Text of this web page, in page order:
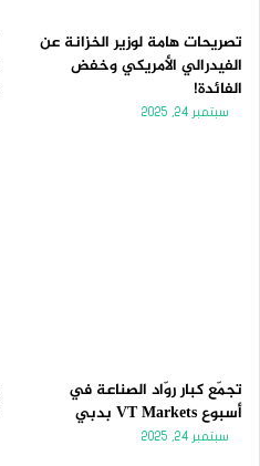
تصريحات هامة لوزير الخزانة عن
الفيدرالي الأمريكي وخفض
الفائدة!
سبتمبر 24, 2025
تجمّع كبار روّاد الصناعة في
أسبوع VT Markets بدبي
سبتمبر 24, 2025